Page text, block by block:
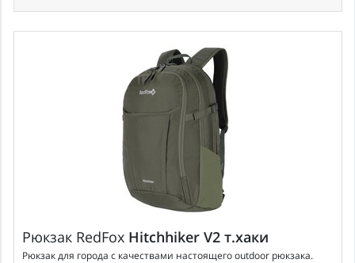
Рюкзак RedFox Hitchhiker V2 т.хаки
Рюкзак для города c качествами настоящего outdoor рюкзака.